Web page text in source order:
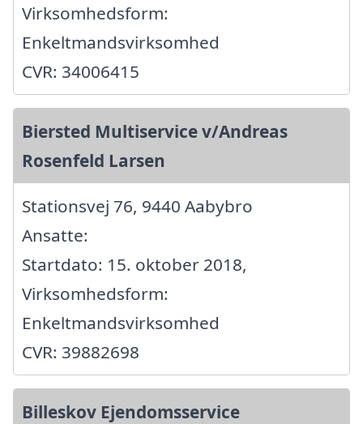
Virksomhedsform:
Enkeltmandsvirksomhed
CVR: 34006415
Biersted Multiservice v/Andreas
Rosenfeld Larsen
Stationsvej 76, 9440 Aabybro
Ansatte:
Startdato: 15. oktober 2018,
Virksomhedsform:
Enkeltmandsvirksomhed
CVR: 39882698
Billeskov Ejendomsservice